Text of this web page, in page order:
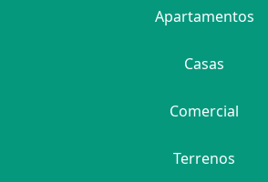
Apartamentos
Casas
Comercial
Terrenos